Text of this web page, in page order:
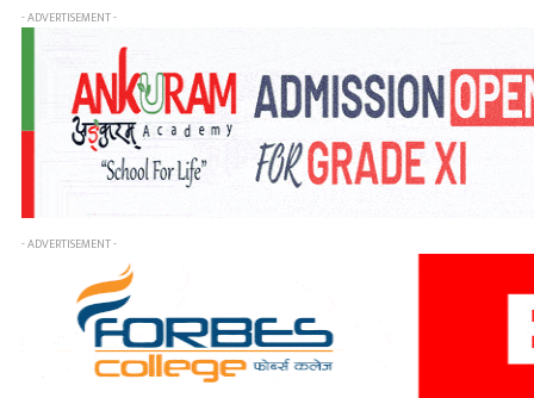
- ADVERTISEMENT -
- ADVERTISEMENT -